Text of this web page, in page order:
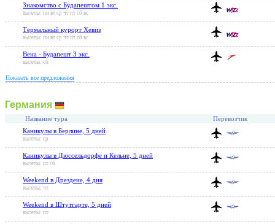
Знакомство с Будапештом 1 экс.
вылеты: пн вт ср чт пт сб вс
Термальный курорт Хевиз
вылеты: пн вт ср чт пт сб вс
Вена - Будапешт 3 экс.
вылеты: сб
Показать все предложения
Германия
Название тура Перевозчик
Каникулы в Берлине, 5 дней
вылеты: ср
Каникулы в Дюссельдорфе и Кельне, 5 дней
вылеты: пт сб
Weekend в Дрездене, 4 дня
вылеты: чт
Weekend в Штутгарте, 5 дней
вылеты: пт